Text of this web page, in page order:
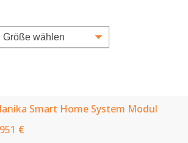
Smart Home System Modul
€